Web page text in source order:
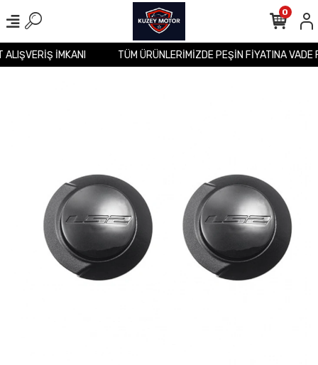
ALIŞVERİŞ İMKANI TÜM ÜRÜNLERİMİZDE PEŞİN FİYATINA
0